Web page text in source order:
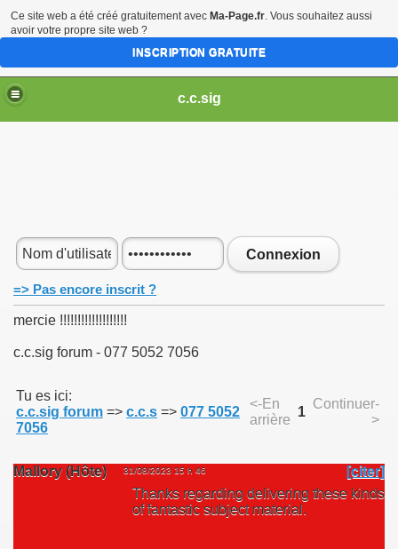
c.c.sig
Connexion
=> Pas encore inscrit ?
mercie !!!!!!!!!!!!!!!!!!!
c.c.sig forum - 077 5052 7056
Tu es ici:
c.c.sig forum => c.c.s => 077 5052
7056
<-En
arrière
1
Continuer-
>
Mallory (Hôte) 31/08/2023 15 h 46
[citer]
Thanks regarding delivering these kinds
of fantastic subject material.
Ce site web a été créé gratuitement avec Ma-Page.fr. Vous souhaitez aussi
avoir votre propre site web ?
INSCRIPTION GRATUITE